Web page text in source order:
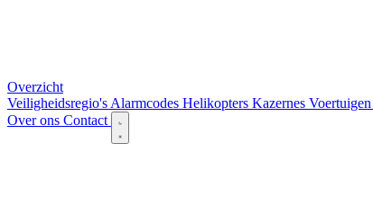
Overzicht
Veiligheidsregio's Alarmcodes Helikopters Kazernes Voertuigen
Over ons Contact